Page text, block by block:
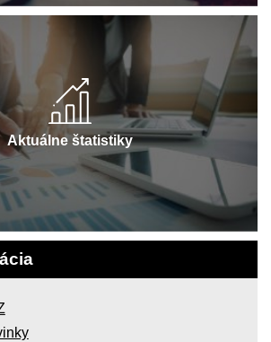
Aktuálne štatistiky